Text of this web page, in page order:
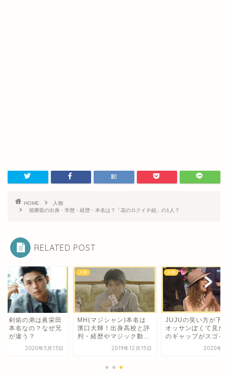
HOME
人物
徳勝龍の出身・学歴・経歴・本名は？「花のロクイチ組」の1人？
RELATED POST
真剣佑の弟は眞栄田
！本名なの？なぜ兄
前が違う？
2020年5月13日
人物
MH(マジシャン)本名は
濱口大輝！出身高校と評
判・経歴やマジック動...
2019年12月15日
人物
JUJUの笑い方が下
オッサンぽくて見た
のギャップがスゴイ
2020年3